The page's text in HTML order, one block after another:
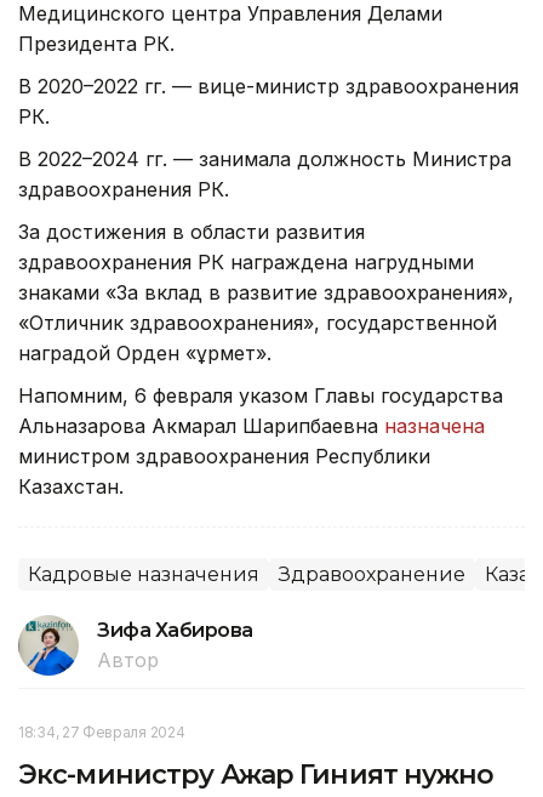
Медицинского центра Управления Делами
Президента РК.
В 2020–2022 гг. — вице-министр здравоохранения
РК.
В 2022–2024 гг. — занимала должность Министра
здравоохранения РК.
За достижения в области развития
здравоохранения РК награждена нагрудными
знаками «За вклад в развитие здравоохранения»,
«Отличник здравоохранения», государственной
наградой Орден «Құрмет».
Напомним, 6 февраля указом Главы государства
Альназарова Акмарал Шарипбаевна назначена
министром здравоохранения Республики
Казахстан.
Кадровые назначения Здравоохранение
Зифа Хабирова
Автор
18:34, 27 Февраля 2024
Экс-министру Ажар Гиният нужно